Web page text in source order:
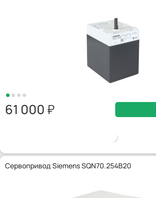
61 000
Сервопривод Siemens SQN70.254B20